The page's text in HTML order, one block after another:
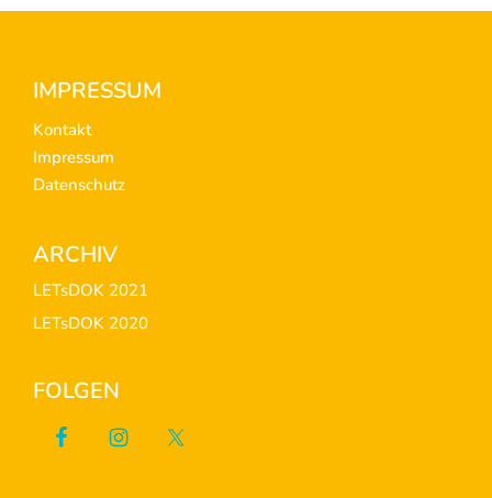
Footer
IMPRESSUM
Kontakt
Impressum
Datenschutz
ARCHIV
LETsDOK 2021
LETsDOK 2020
FOLGEN